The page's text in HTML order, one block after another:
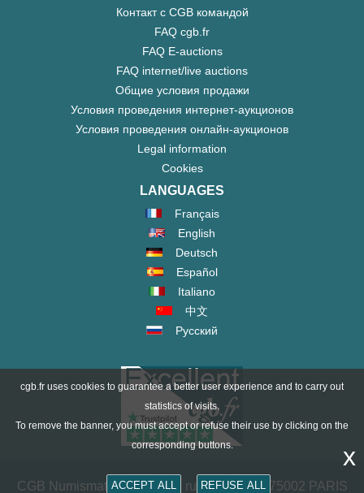
Контакт с CGB командой
FAQ cgb.fr
FAQ E-auctions
FAQ internet/live auctions
Общие условия продажи
Условия проведения интернет-аукционов
Условия проведения онлайн-аукционов
Legal information
Cookies
LANGUAGES
Français
English
Deutsch
Español
Italiano
中文
Русский
CGB Numismatics Paris - 36 rue Vivienne - 75002 PARIS
cgb.fr uses cookies to guarantee a better user experience and to carry out
statistics of visits.
To remove the banner, you must accept or refuse their use by clicking on the
corresponding buttons.
ACCEPT ALL REFUSE ALL
x